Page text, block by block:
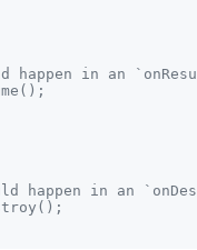
in an
happen in an